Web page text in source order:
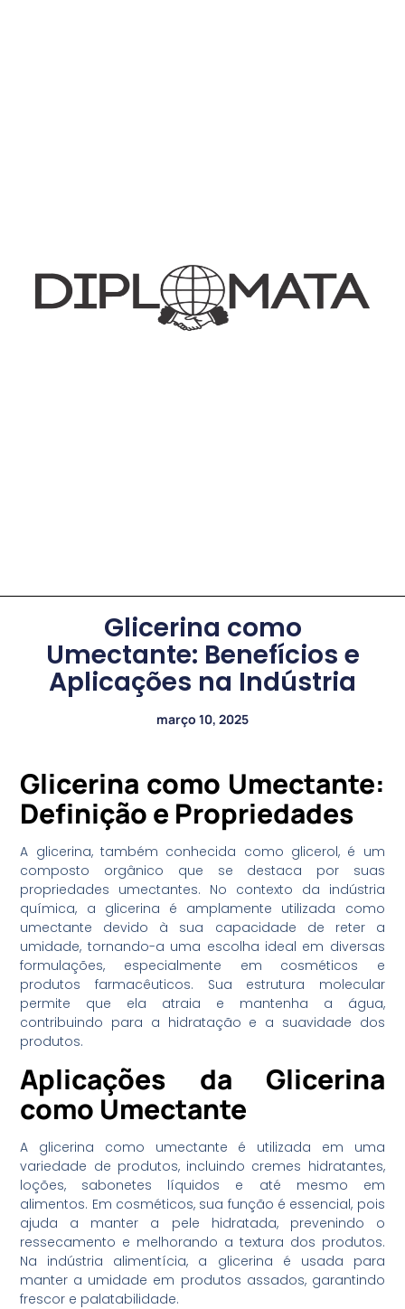
Glicerina como
Umectante: Benefícios e
Aplicações na Indústria
março 10, 2025
Glicerina como Umectante:
Definição e Propriedades
A glicerina, também conhecida como glicerol, é um
composto orgânico que se destaca por suas
propriedades umectantes. No contexto da indústria
química, a glicerina é amplamente utilizada como
umectante devido à sua capacidade de reter a
umidade, tornando-a uma escolha ideal em diversas
formulações, especialmente em cosméticos e
produtos farmacêuticos. Sua estrutura molecular
permite que ela atraia e mantenha a água,
contribuindo para a hidratação e a suavidade dos
produtos.
Aplicações da Glicerina
como Umectante
A glicerina como umectante é utilizada em uma
variedade de produtos, incluindo cremes hidratantes,
loções, sabonetes líquidos e até mesmo em
alimentos. Em cosméticos, sua função é essencial, pois
ajuda a manter a pele hidratada, prevenindo o
ressecamento e melhorando a textura dos produtos.
Na indústria alimentícia, a glicerina é usada para
manter a umidade em produtos assados, garantindo
frescor e palatabilidade.